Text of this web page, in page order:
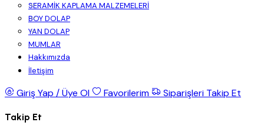
SERAMİK KAPLAMA MALZEMELERİ
BOY DOLAP
YAN DOLAP
MUMLAR
Hakkımızda
İletişim
Giriş Yap / Üye Ol Favorilerim Siparişleri Takip Et
Takip Et